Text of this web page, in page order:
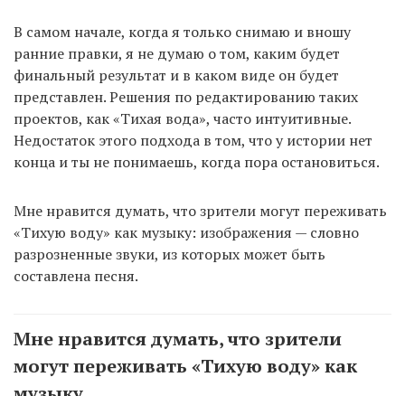
В самом начале, когда я только снимаю и вношу
ранние правки, я не думаю о том, каким будет
финальный результат и в каком виде он будет
представлен. Решения по редактированию таких
проектов, как «Тихая вода», часто интуитивные.
Недостаток этого подхода в том, что у истории нет
конца и ты не понимаешь, когда пора остановиться.
Мне нравится думать, что зрители могут переживать
«Тихую воду» как музыку: изображения — словно
разрозненные звуки, из которых может быть
составлена песня.
Мне нравится думать, что зрители
могут переживать «Тихую воду» как